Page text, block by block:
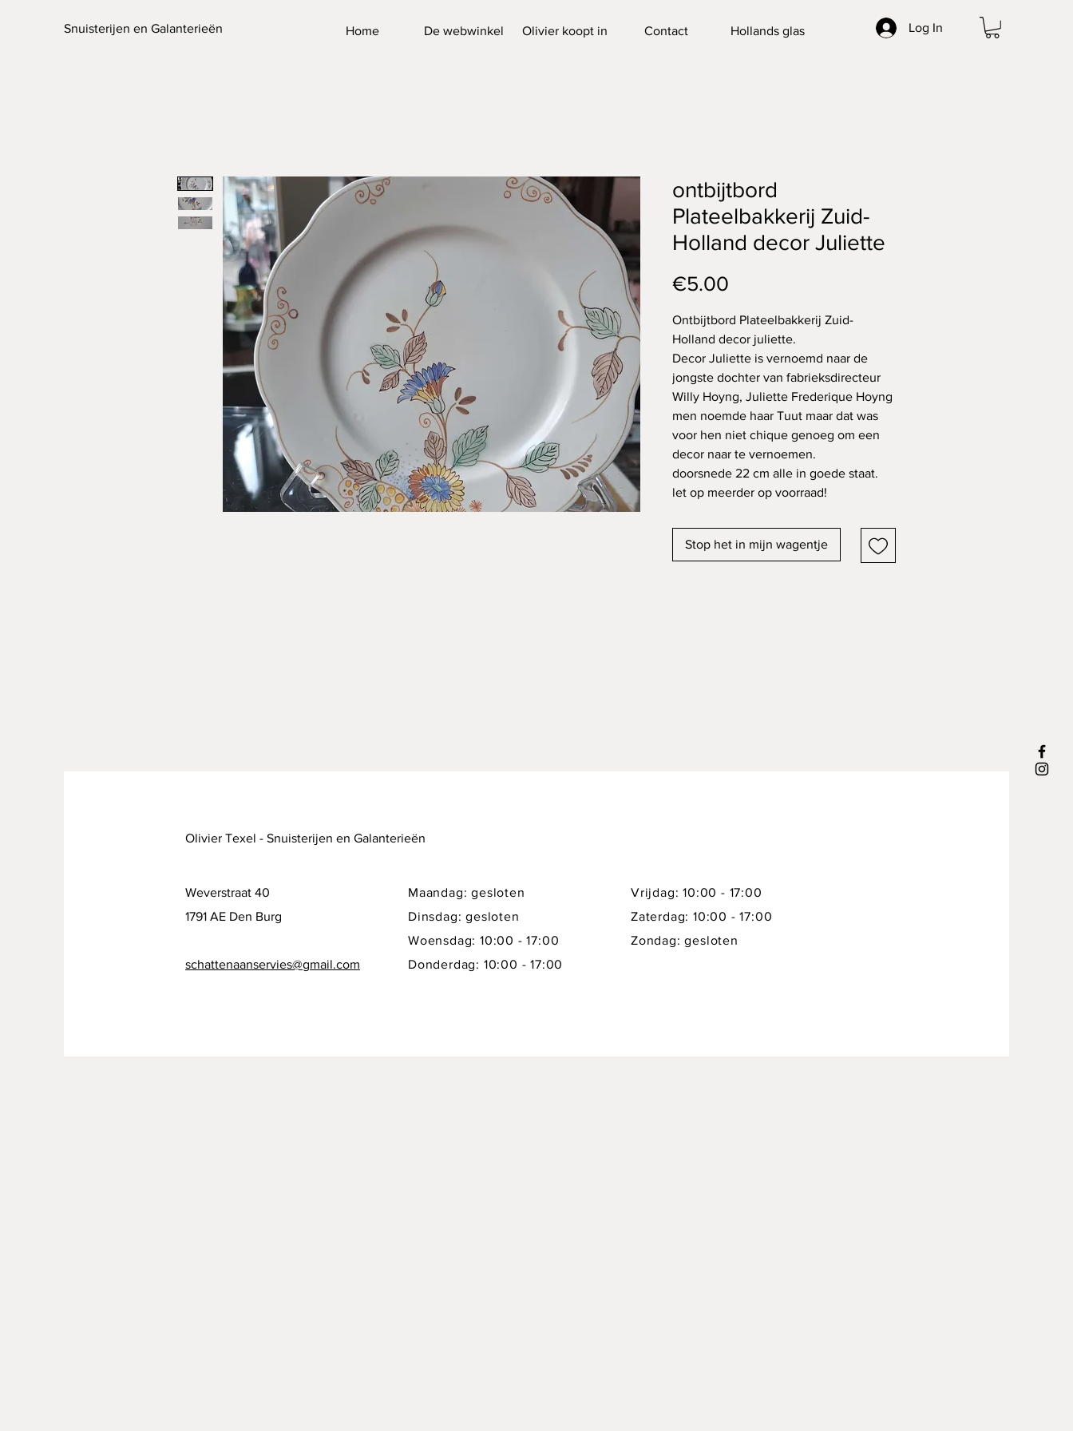
Snuisterijen en Galanterieën Log In
Home De webwinkel Olivier koopt in Contact Hollands glas
ontbijtbord
Plateelbakkerij Zuid-
Holland decor Juliette
€5.00
Ontbijtbord Plateelbakkerij Zuid-
Holland decor juliette.
Decor Juliette is vernoemd naar de
jongste dochter van fabrieksdirecteur
Willy Hoyng, Juliette Frederique Hoyng
men noemde haar Tuut maar dat was
voor hen niet chique genoeg om een
decor naar te vernoemen.
doorsnede 22 cm alle in goede staat.
let op meerder op voorraad!
Stop het in mijn wagentje
Olivier Texel - Snuisterijen en Galanterieën
Weverstraat 40
1791 AE Den Burg
schattenaanservies@gmail.com
Maandag: gesloten
Dinsdag: gesloten
Woensdag: 10:00 - 17:00
Donderdag: 10:00 - 17:00
Vrijdag: 10:00 - 17:00
Zaterdag: 10:00 - 17:00
Zondag: gesloten